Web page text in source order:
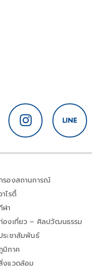
รองสถานการณ์
าไรตี้
ฬา
องเที่ยว – ศิลปวัฒนธรรม
ระชาสัมพันธ์
มิภาค
งแวดล้อม